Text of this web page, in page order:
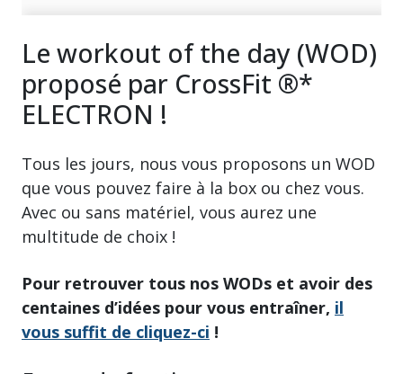
Le workout of the day (WOD)
proposé par CrossFit ®*
ELECTRON !
Tous les jours, nous vous proposons un WOD
que vous pouvez faire à la box ou chez vous.
Avec ou sans matériel, vous aurez une
multitude de choix !
Pour retrouver tous nos WODs et avoir des
centaines d’idées pour vous entraîner, il
vous suffit de cliquez-ci !